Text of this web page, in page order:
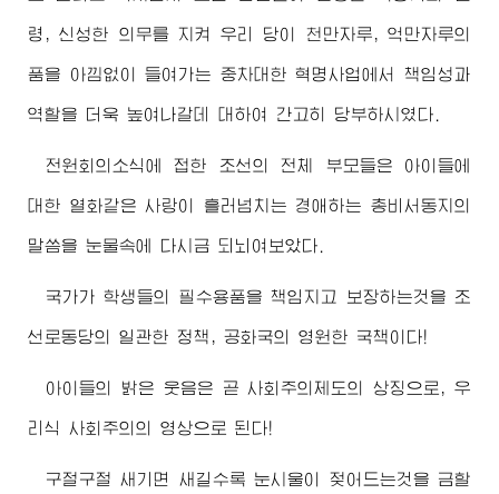
령, 신성한 의무를 지켜 우리 당이 천만자루, 억만자루의
품을 아낌없이 들여가는 중차대한 혁명사업에서 책임성과
역할을 더욱 높여나갈데 대하여 간고히 당부하시였다.
전원회의소식에 접한 조선의 전체 부모들은 아이들에
대한 열화같은 사랑이 흘러넘치는 경애하는 총비서동지의
말씀을 눈물속에 다시금 되뇌여보았다.
국가가 학생들의 필수용품을 책임지고 보장하는것을 조
선로동당의 일관한 정책, 공화국의 영원한 국책이다!
아이들의 밝은 웃음은 곧 사회주의제도의 상징으로, 우
리식 사회주의의 영상으로 된다!
구절구절 새기면 새길수록 눈시울이 젖어드는것을 금할